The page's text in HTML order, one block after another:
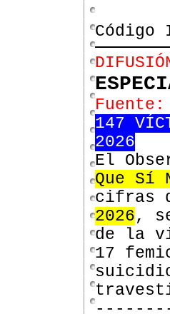
Código
147
2026
El
Que Sí
cifras
2026,
de la
17